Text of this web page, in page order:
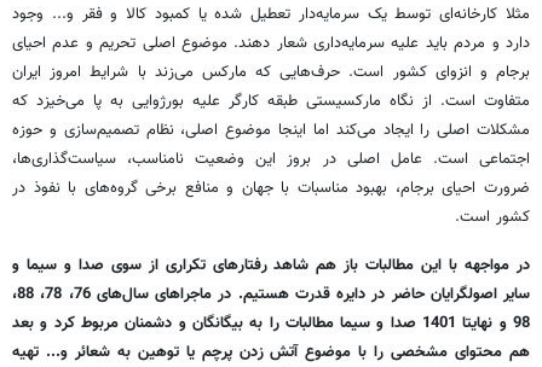
مثلا کارخانه‌ای توسط یک سرمایه‌دار تعطیل شده یا کمبود کالا و فقر و... وجود
دارد و مردم باید علیه سرمایه‌داری شعار دهند. موضوع اصلی تحریم و عدم احیای
برجام و انزوای کشور است. حرف‌هایی که مارکس می‌زند با شرایط امروز ایران
متفاوت است. از نگاه مارکسیستی طبقه کارگر علیه بورژوایی به پا می‌خیزد که
مشکلات اصلی را ایجاد می‌کند اما اینجا موضوع اصلی، نظام تصمیم‌سازی و حوزه
اجتماعی است. عامل اصلی در بروز این وضعیت نامناسب، سیاست‌گذاری‌ها،
ضرورت احیای برجام، بهبود مناسبات با جهان و منافع برخی گروه‌های با نفوذ در
کشور است.
در مواجهه با این مطالبات باز هم شاهد رفتارهای تکراری از سوی صدا و سیما و
سایر اصولگرایان حاضر در دایره قدرت هستیم. در ماجراهای سال‌های 76، 78، 88،
98 و نهایتا 1401 صدا و سیما مطالبات را به بیگانگان و دشمنان مربوط کرد و بعد
هم محتوای مشخصی را با موضوع آتش زدن پرچم یا توهین به شعائر و... تهیه